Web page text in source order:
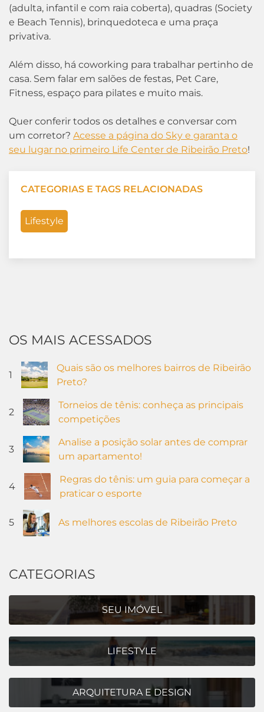
(adulta, infantil e com raia coberta), quadras (Society
e Beach Tennis), brinquedoteca e uma praça
privativa.
Além disso, há coworking para trabalhar pertinho de
casa. Sem falar em salões de festas, Pet Care,
Fitness, espaço para pilates e muito mais.
Quer conferir todos os detalhes e conversar com
um corretor? Acesse a página do Sky e garanta o
seu lugar no primeiro Life Center de Ribeirão Preto!
CATEGORIAS E TAGS RELACIONADAS
Lifestyle
OS MAIS ACESSADOS
1
Quais são os melhores bairros de Ribeirão
Preto?
2
Torneios de tênis: conheça as principais
competições
3
Analise a posição solar antes de comprar
um apartamento!
4
Regras do tênis: um guia para começar a
praticar o esporte
5 As melhores escolas de Ribeirão Preto
CATEGORIAS
SEU IMÓVEL
LIFESTYLE
ARQUITETURA E DESIGN